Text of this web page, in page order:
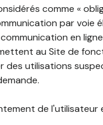
comme «
par voie
en
au Site de
des utilisations
de